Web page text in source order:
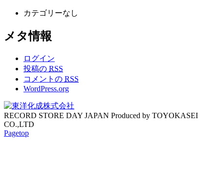
カテゴリーなし
メタ情報
ログイン
投稿の RSS
コメントの RSS
WordPress.org
RECORD STORE DAY JAPAN Produced by TOYOKASEI
CO.,LTD
Pagetop